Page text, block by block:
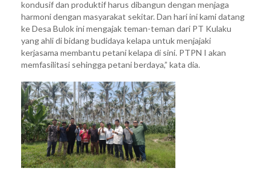
kondusif dan produktif harus dibangun dengan menjaga
harmoni dengan masyarakat sekitar. Dan hari ini kami datang
ke Desa Bulok ini mengajak teman-teman dari PT Kulaku
yang ahli di bidang budidaya kelapa untuk menjajaki
kerjasama membantu petani kelapa di sini. PTPN I akan
memfasilitasi sehingga petani berdaya,” kata dia.